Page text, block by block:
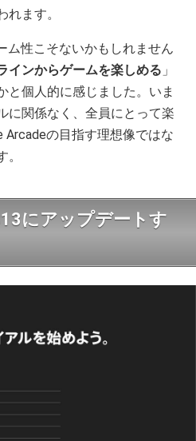
ます。
ム性こそないかもしれません
インからゲームを楽しめる 」
と個人的に感じました。いま
に関係なく、全員にとって楽
Arcadeの目指す理想像ではな
にアップデートす